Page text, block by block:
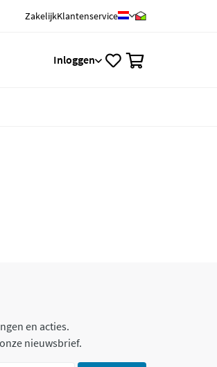
ZakelijkKlantenservice
Inloggen
en acties.
nieuwsbrief.